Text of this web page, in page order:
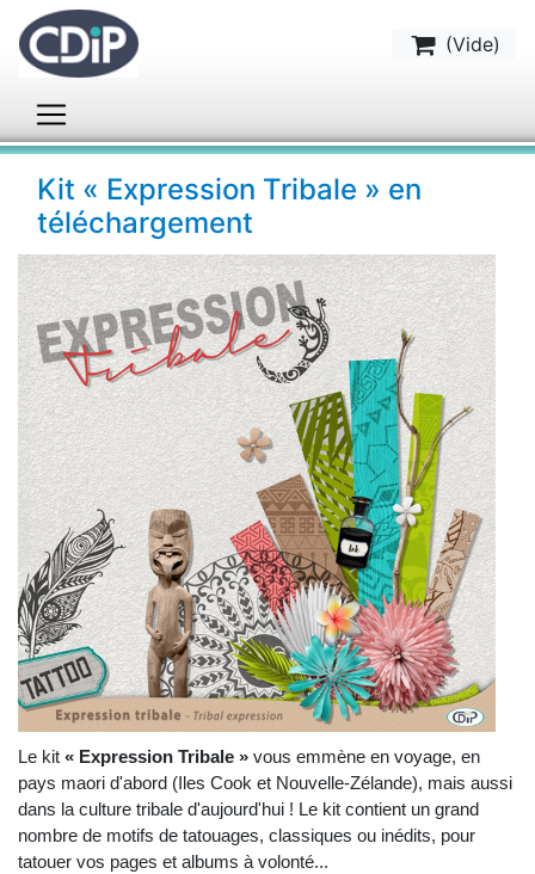
(Vide)
Kit « Expression Tribale » en
téléchargement
Le kit « Expression Tribale » vous emmène en voyage, en
pays maori d'abord (Iles Cook et Nouvelle-Zélande), mais aussi
dans la culture tribale d'aujourd'hui ! Le kit contient un grand
nombre de motifs de tatouages, classiques ou inédits, pour
tatouer vos pages et albums à volonté...